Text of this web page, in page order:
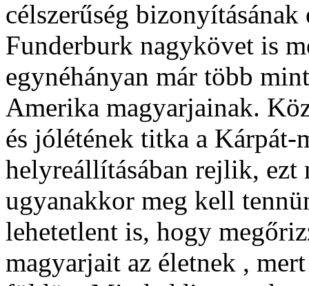
célszerűség
Funderburk nagykövet is
egynéhányan már több
Amerika magyarjainak.
és jólétének titka a Kárpát-
helyreállításában rejlik, ezt
ugyanakkor meg kell
lehetetlent is, hogy
magyarjait az életnek ,